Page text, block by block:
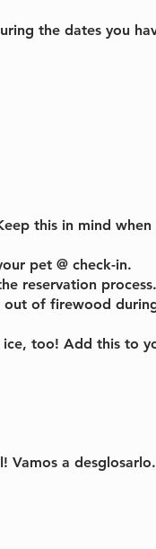
the dates you
this in mind
pet @ check-in.
reservation
of firewood
too! Add this to
Vamos a desglosarlo.